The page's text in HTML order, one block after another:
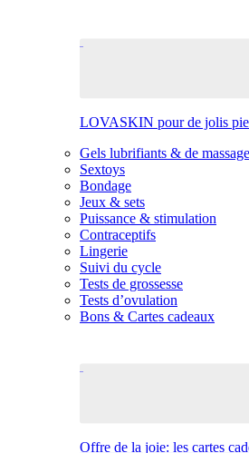
LOVASKIN pour de jolis
Gels lubrifiants & de massage
Sextoys
Bondage
Jeux & sets
Puissance & stimulation
Contraceptifs
Lingerie
Suivi du cycle
Tests de grossesse
Tests d’ovulation
Bons & Cartes cadeaux
Offre de la joie: les cartes